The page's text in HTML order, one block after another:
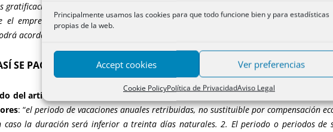
Principalmente usamos las cookies para que todo funcione bien y para estadísticas
propias de la web.
Accept cookies Ver preferencias
Cookie PolicyPolítica de PrivacidadAviso Legal
gratificaciones extraordinarias al año, una de ellas con ocasión de las fiestas de
el empresario y los representantes legales de los trabajadores. Igualmente se
acordarse en convenio colectivo que las gratificaciones extraordinarias se
SE PACTA ENTRE EMPLEADOR Y EMPLEADO
del artículo 38 del Real Decreto Legislativo 2/2015, de 23 de octubre, por
: “el periodo de vacaciones anuales retribuidas, no sustituible por compensación
caso la duración será inferior a treinta días naturales. 2. El periodo o periodos de